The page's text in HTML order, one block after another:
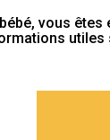
vous
utiles